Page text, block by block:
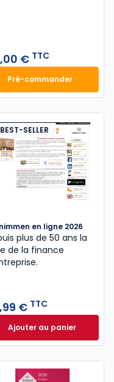
annoté et commenté à
€ TTC
Pré-commander
Règles de la
à 49,00 € TTC
BEST-SELLER
en ligne 2026
plus de 50 ans la
de la finance
€ TTC
Ajouter au panier
Vernimmen en